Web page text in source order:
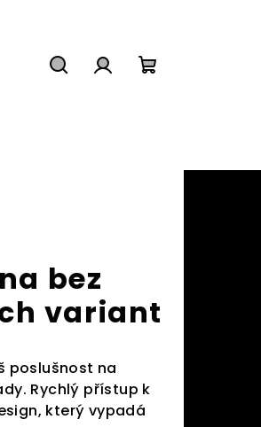
bez
variant
poslušnost na
Rychlý přístup k
který vypadá